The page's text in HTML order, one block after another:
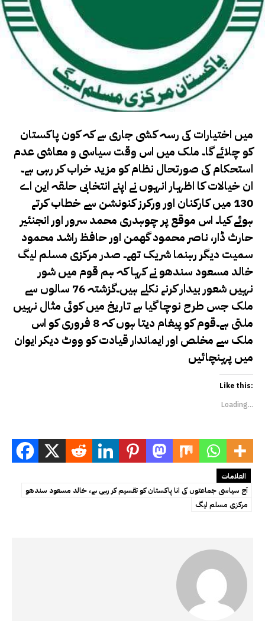
میں اختیارات کی رسہ کشی جاری ہے کہ کون پاکستان
کو چلائے گا۔ ملک میں اس وقت سیاسی و معاشی عدم
استحکام کی صورتحال نظام کو مزید خراب کر رہی ہے۔
ان خیالات کا اظہار انہوں نے اپنے انتخابی حلقہ این اے
130 میں کارکنان اور ورکرز کنونشن سے خطاب کرتے
ہوئے کیا۔ اس موقع پر چوہدری محمد سرور اور انجنئیر
حارث ڈار، ناصر محمود گھمن اور حافظ راشد محمود
سمیت دیگر رہنما شریک تھے۔ صدر مرکزی مسلم لیگ
خالد مسعود سندھو نے کہا کہ ہم قوم میں شور
نہیں شعور بیدار کرنے نکلے ہیں۔گزشتہ 76 سالوں سے
ملک جس طرح نوچا گیا ہے تاریخ میں کوئی مثال نہیں
ملتی ہے۔قوم کو پیغام دیتا ہوں کہ 8 فروری کو اس
ملک سے مخلص اور ایماندار قیادت کو ووٹ دیکر ایوان
میں پہنچائیں
Like this:
Loading...
العلامات
آج سیاسی جماعتوں کی انا پاکستان کو تقسیم کر رہی ہے، خالد مسعود سندھو
مرکزی مسلم لیگ